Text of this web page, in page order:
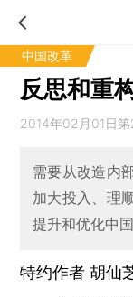
中国改革
反思和重
2014年02月01日第
需要从改造内
加大投入、理
提升和优化中
特约作者 胡仙